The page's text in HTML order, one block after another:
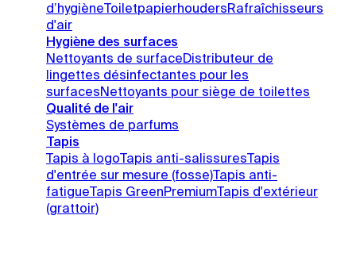
d’hygiène ToiletpapierhoudersRafraîchisseurs
d'air
Hygiène des surfaces
Nettoyants de surfaceDistributeur de
lingettes désinfectantes pour les
surfaces Nettoyants pour siège de toilettes
Qualité de l'air
Systèmes de parfums
Tapis
Tapis à logo Tapis anti-salissures Tapis
d'entrée sur mesure (fosse) Tapis anti-
fatigue Tapis GreenPremium Tapis d'extérieur
(grattoir)